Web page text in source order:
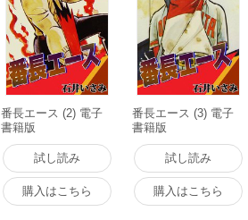
番長エース (2) 電子
書籍版
試し読み
購入はこちら
番長エース (3) 電子
書籍版
試し読み
購入はこちら